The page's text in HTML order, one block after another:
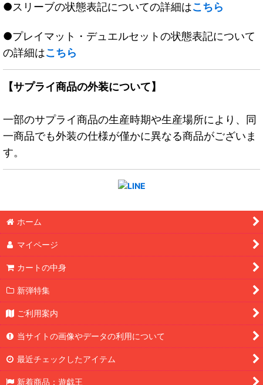
●スリーブの状態表記についての詳細はこちら
●プレイマット・デュエルセットの状態表記について
の詳細はこちら
【サプライ商品の外装について】
一部のサプライ商品の生産時期や生産場所により、同
一商品でも外装の仕様が僅かに異なる商品がございま
す。
ホーム
マイページ
カートの中身
新弾特集
ご利用案内
当サイトの画像やデータの利用について
最近チェックしたアイテム
新着商品：遊戯王